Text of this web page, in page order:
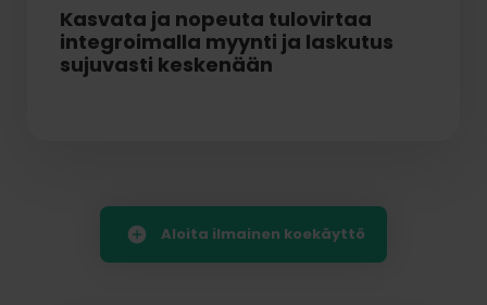
Kasvata ja nopeuta tulovirtaa
integroimalla myynti ja laskutus
sujuvasti keskenään
Aloita ilmainen koekäyttö